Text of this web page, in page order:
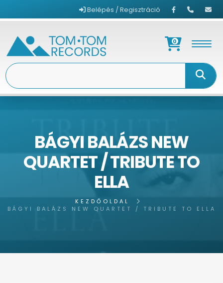
Belépés / Regisztráció
0
BÁGYI BALÁZS NEW
QUARTET / TRIBUTE TO
ELLA
KEZDŐOLDAL
BÁGYI BALÁZS NEW QUARTET / TRIBUTE TO ELLA